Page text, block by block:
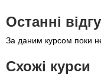
Останні
За даним курсом поки
Схожі курси